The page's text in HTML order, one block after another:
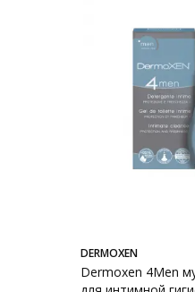
DERMOXEN
Dermoxen 4Men